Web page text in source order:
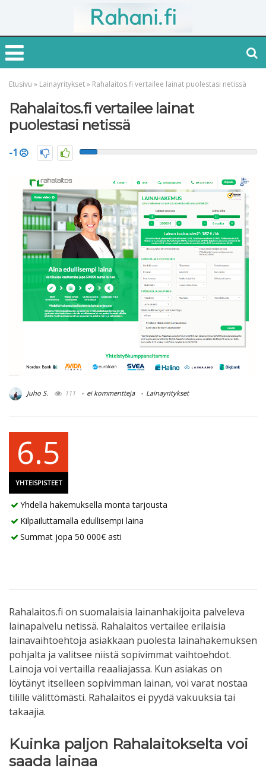
Etusivu » Lainayritykset» Rahalaitos.fi vertailee lainat puolestasi netissä
Rahalaitos.fi vertailee lainat
puolestasi netissä
-1
Juho S. 111 ei kommentteja Lainayritykset
6.5
YHTEISPISTEET
Yhdellä hakemuksella monta tarjousta
Kilpailuttamalla edullisempi laina
Summat jopa 50 000€ asti
Rahalaitos.fi on suomalaisia lainanhakijoita palveleva
lainapalvelu netissä. Rahalaitos vertailee erilaisia
lainavaihtoehtoja asiakkaan puolesta lainahakemuksen
pohjalta ja valitsee niistä sopivimmat vaihtoehdot.
Lainoja voi vertailla reaaliajassa. Kun asiakas on
löytänyt itselleen sopivimman lainan, voi varat nostaa
tilille välittömästi. Rahalaitos ei pyydä vakuuksia tai
takaajia.
Kuinka paljon Rahalaitokselta voi
saada lainaa